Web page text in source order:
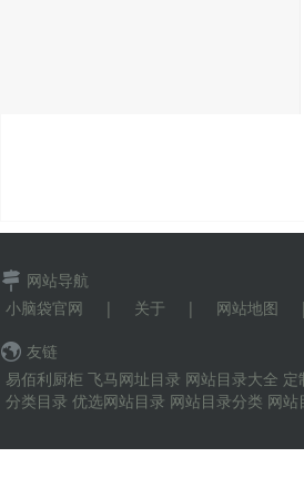
网站导航
小脑袋官网
| 关于 | 网站地图 |
友链
易佰利厨柜 飞马网址目录 网站目录大全 定
分类目录 优选网站目录 网站目录分类 网站